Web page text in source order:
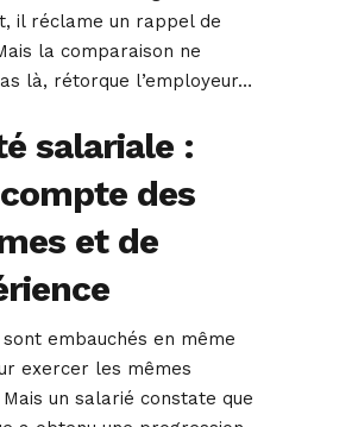
il réclame un rappel de
la comparaison ne
là, rétorque l’employeur…
salariale :
des
et de
embauchés en même
exercer les mêmes
un salarié constate que